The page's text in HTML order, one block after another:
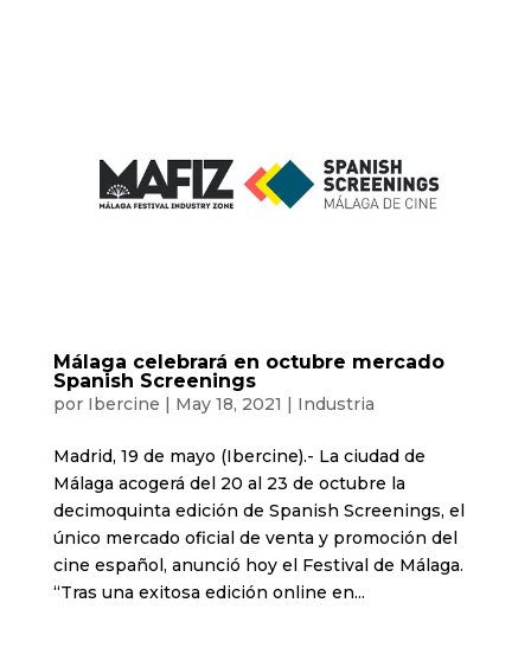
Málaga celebrará en octubre mercado
Spanish Screenings
por Ibercine | May 18, 2021 | Industria
Madrid, 19 de mayo (Ibercine).- La ciudad de
Málaga acogerá del 20 al 23 de octubre la
decimoquinta edición de Spanish Screenings, el
único mercado oficial de venta y promoción del
cine español, anunció hoy el Festival de Málaga.
“Tras una exitosa edición online en...